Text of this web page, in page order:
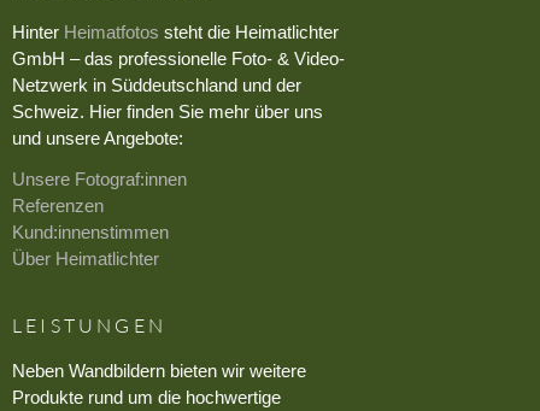
Hinter Heimatfotos steht die Heimatlichter
GmbH – das professionelle Foto- & Video-
Netzwerk in Süddeutschland und der
Schweiz. Hier finden Sie mehr über uns
und unsere Angebote:
Unsere Fotograf:innen
Referenzen
Kund:innenstimmen
Über Heimatlichter
LEISTUNGEN
Neben Wandbildern bieten wir weitere
Produkte rund um die hochwertige